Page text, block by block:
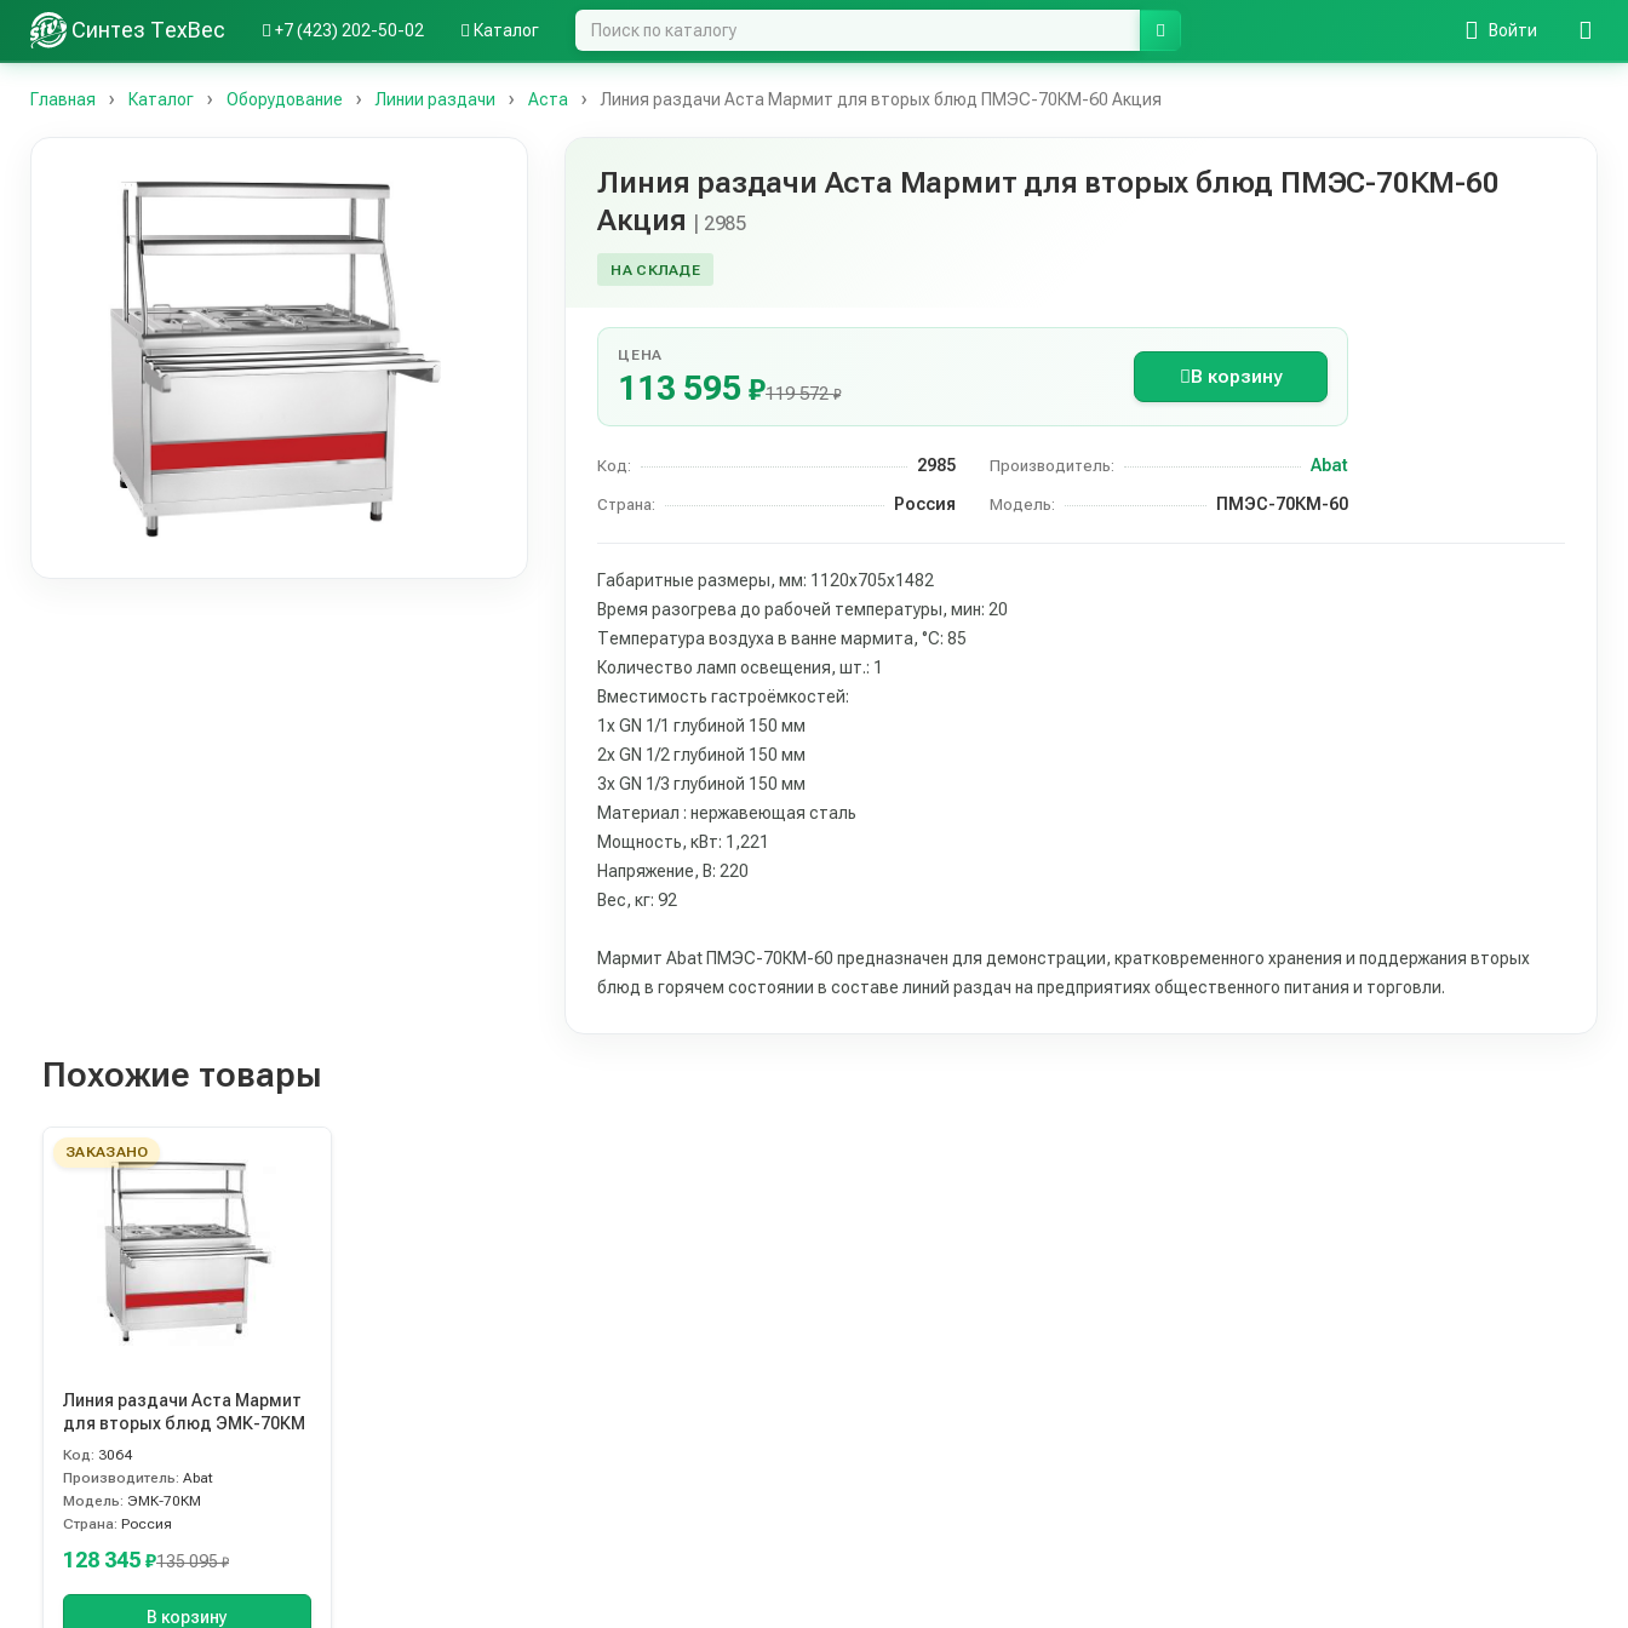
Синтез ТехВес +7 (423) 202-50-02 Каталог Войти
Главная Каталог Оборудование Линии раздачи Аста Линия раздачи Аста Мармит для вторых блюд ПМЭС-70КМ-60 Акция
Линия раздачи Аста Мармит для вторых блюд ПМЭС-70КМ-60
Акция
| 2985
НА СКЛАДЕ
ЦЕНА
113 595₽119 572₽
В корзину
Код: 2985 Производитель: Abat
Страна: Россия Модель: ПМЭС-70КМ-60
Габаритные размеры, мм: 1120х705х1482
Время разогрева до рабочей температуры, мин: 20
Температура воздуха в ванне мармита, °С: 85
Количество ламп освещения, шт.: 1
Вместимость гастроёмкостей:
1х GN 1/1 глубиной 150 мм
2х GN 1/2 глубиной 150 мм
3х GN 1/3 глубиной 150 мм
Материал : нержавеющая сталь
Мощность, кВт: 1,221
Напряжение, В: 220
Вес, кг: 92
Мармит Abat ПМЭС-70КМ-60 предназначен для демонстрации, кратковременного хранения и поддержания вторых
блюд в горячем состоянии в составе линий раздач на предприятиях общественного питания и торговли.
Похожие товары
ЗАКАЗАНО
Линия раздачи Аста Мармит
для вторых блюд ЭМК-70КМ
Код: 3064
Производитель: Abat
Модель: ЭМК-70КМ
Страна: Россия
128 345 ₽135 095₽
В корзину